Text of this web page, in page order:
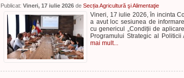
Publicat: Vineri, 17 iulie 2026 de Secția Agricultură şi Alimentaţie
Vineri, 17 iulie 2026, în incinta
a avut loc sesiunea de
cu genericul „Condiții de
Programului Strategic al Politicii
mai mult...